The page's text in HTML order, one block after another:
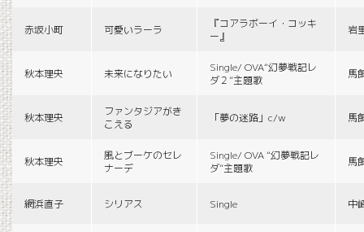
赤坂小町 可愛いラーラ
『コアラボーイ・コッキ
ー』
岩
秋本理央 未来になりたい
Single/ OVA“幻夢戦記レ
ダ２”主題歌
馬
秋本理央
ファンタジアがき
こえる
「夢の迷路」c/w 馬
秋本理央
風とブーケのセレ
ナーデ
Single/ OVA “幻夢戦記レ
ダ”主題歌
馬
網浜直子 シリアス Single 中